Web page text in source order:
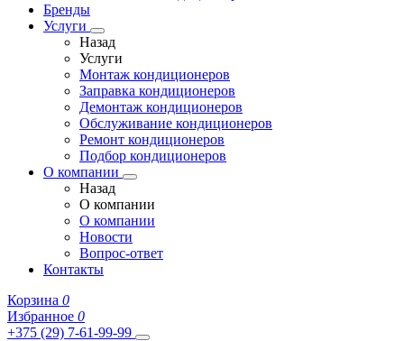
Бренды
Услуги
Назад
Услуги
Монтаж кондиционеров
Заправка кондиционеров
Демонтаж кондиционеров
Обслуживание кондиционеров
Ремонт кондиционеров
Подбор кондиционеров
О компании
Назад
О компании
О компании
Новости
Вопрос-ответ
Контакты
Корзина 0
Избранное 0
+375 (29) 7-61-99-99